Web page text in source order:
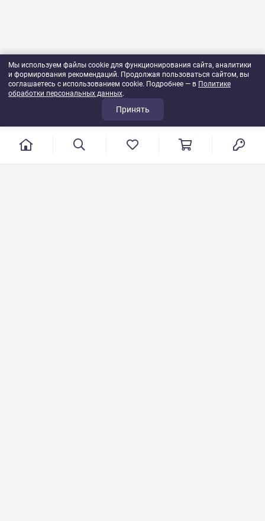
Мы используем файлы cookie для функционирования сайта, аналитики
и формирования рекомендаций. Продолжая пользоваться сайтом, вы
соглашаетесь с использованием cookie. Подробнее — в Политике
обработки персональных данных.
Принять